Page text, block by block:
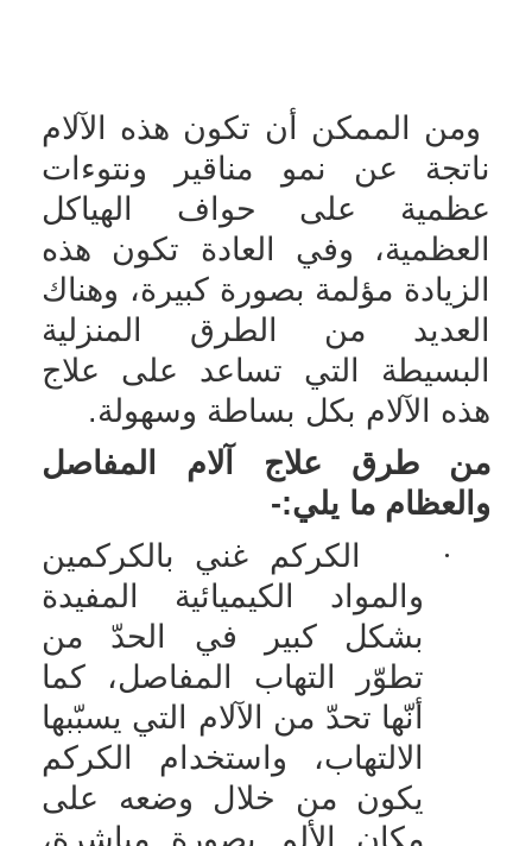
ومن الممكن أن تكون هذه الآلام
ناتجة عن نمو مناقير ونتوءات
عظمية على حواف الهياكل
العظمية، وفي العادة تكون هذه
الزيادة مؤلمة بصورة كبيرة، وهناك
العديد من الطرق المنزلية
البسيطة التي تساعد على علاج
هذه الآلام بكل بساطة وسهولة.
من طرق علاج آلام المفاصل
والعظام ما يلي:-
·
الكركم غني بالكركمين
والمواد الكيميائية المفيدة
بشكل كبير في الحدّ من
تطوّر التهاب المفاصل، كما
أنّها تحدّ من الآلام التي يسبّبها
الالتهاب، واستخدام الكركم
يكون من خلال وضعه على
مكان الألم بصورة مباشرة،